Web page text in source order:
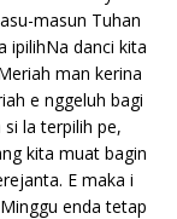
masun Tuhan
ipilihNa danci kita
man kerina
e nggeluh bagi
la terpilih pe,
kita muat bagin
E maka i
enda tetap